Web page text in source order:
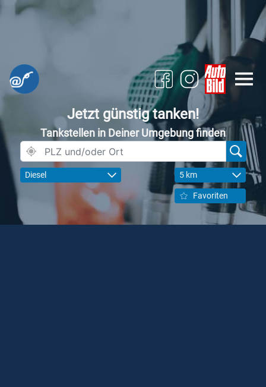
Jetzt günstig tanken!
Tankstellen in Deiner Umgebung finden
Diesel 5 km
Favoriten